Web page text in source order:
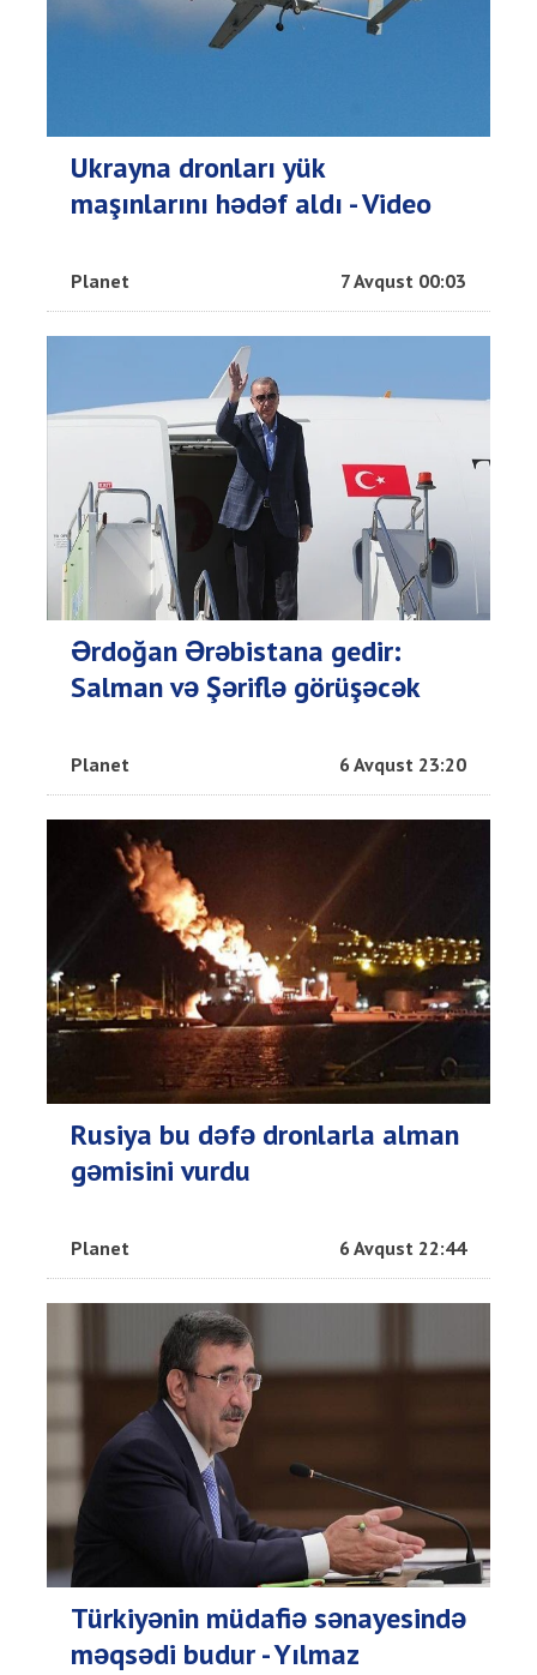
Ukrayna dronları yük
maşınlarını hədəf aldı - Video
Planet 7 Avqust 00:03
Ərdoğan Ərəbistana gedir:
Salman və Şəriflə görüşəcək
Planet 6 Avqust 23:20
Rusiya bu dəfə dronlarla alman
gəmisini vurdu
Planet 6 Avqust 22:44
Türkiyənin müdafiə sənayesində
məqsədi budur - Yılmaz